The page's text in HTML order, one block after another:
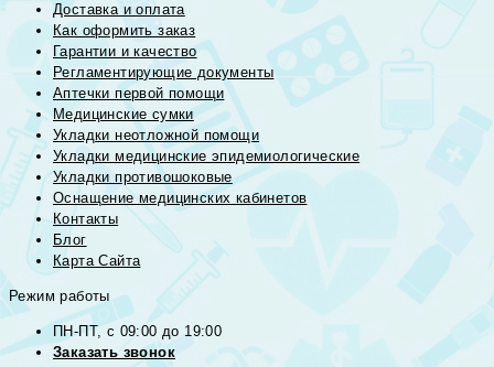
Доставка и оплата
Как оформить заказ
Гарантии и качество
Регламентирующие документы
Аптечки первой помощи
Медицинские сумки
Укладки неотложной помощи
Укладки медицинские эпидемиологические
Укладки противошоковые
Оснащение медицинских кабинетов
Контакты
Блог
Карта Сайта
Режим работы
ПН-ПТ, с 09:00 до 19:00
Заказать звонок